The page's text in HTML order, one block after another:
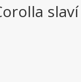
slaví